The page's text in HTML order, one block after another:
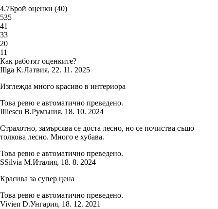
4.7Брой оценки (40)
535
41
33
20
11
Как работят оценките?
IIlga K.Латвия, 22. 11. 2025
Изглежда много красиво в интериора
Това ревю е автоматично преведено.
IIliescu B.Румъния, 18. 10. 2024
Страхотно, замърсява се доста лесно, но се почиства също
толкова лесно. Много е хубава.
Това ревю е автоматично преведено.
SSilvia M.Италия, 18. 8. 2024
Красива за супер цена
Това ревю е автоматично преведено.
Vivien D.Унгария, 18. 12. 2021